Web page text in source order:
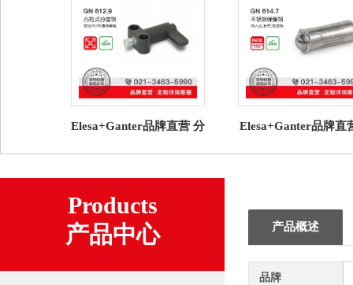
Elesa+Ganter品牌直营 分
度销 压铸锌导轨
Elesa+Ganter品牌直
簧销 压入式带滚珠
Products
产品中心
产品概述
品牌